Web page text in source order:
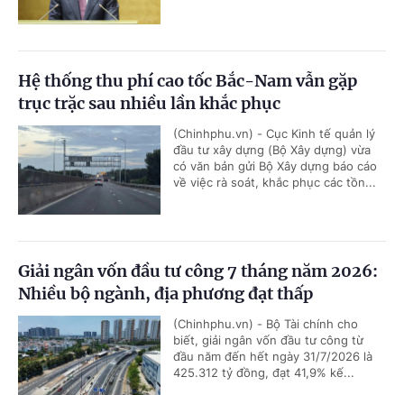
Hệ thống thu phí cao tốc Bắc-Nam vẫn gặp
trục trặc sau nhiều lần khắc phục
(Chinhphu.vn) - Cục Kinh tế quản lý
đầu tư xây dựng (Bộ Xây dựng) vừa
có văn bản gửi Bộ Xây dựng báo cáo
về việc rà soát, khắc phục các tồn...
Giải ngân vốn đầu tư công 7 tháng năm 2026:
Nhiều bộ ngành, địa phương đạt thấp
(Chinhphu.vn) - Bộ Tài chính cho
biết, giải ngân vốn đầu tư công từ
đầu năm đến hết ngày 31/7/2026 là
425.312 tỷ đồng, đạt 41,9% kế...